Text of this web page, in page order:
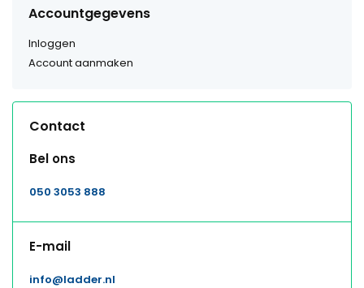
Accountgegevens
Inloggen
Account aanmaken
Contact
Bel ons
050 3053 888
E-mail
info@ladder.nl